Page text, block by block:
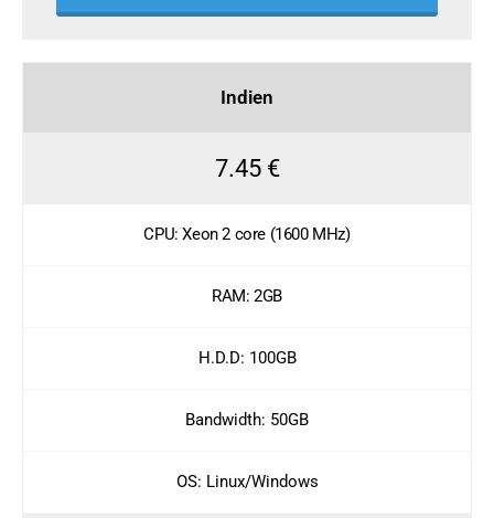
Indien
7.45 €
CPU: Xeon 2 core (1600 MHz)
RAM: 2GB
H.D.D: 100GB
Bandwidth: 50GB
OS: Linux/Windows